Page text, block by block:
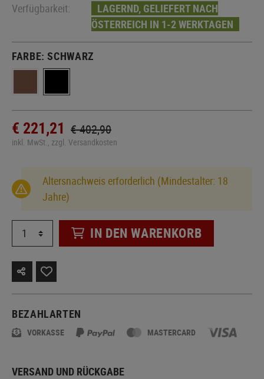
Verfügbarkeit:
LAGERND, GELIEFERT NACH
ÖSTERREICH IN 1-2 WERKTAGEN
FARBE:SCHWARZ
€ 221,21 € 402,90
inkl. MwSt., zzgl. Versandkosten
Altersnachweis erforderlich (Mindestalter: 18
Jahre)
IN DEN WARENKORB
BEZAHLARTEN
VORKASSE MASTERCARD
VERSAND UND RÜCKGABE